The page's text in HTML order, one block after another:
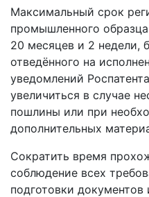
Максимальный срок
промышленного
20 месяцев и 2 недели,
отведённого на
уведомлений
увеличиться в случае
пошлины или при
дополнительных
Сократить время
соблюдение всех
подготовки документов